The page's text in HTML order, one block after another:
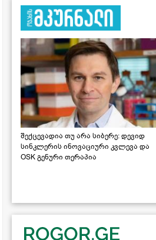
შექცევადია თუ არა სიბერე: დევიდ
სინკლერის ინოვაციური კვლევა და
OSK გენური თერაპია